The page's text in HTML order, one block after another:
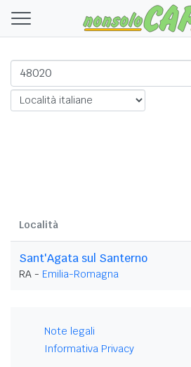
Località
Sant'Agata sul Santerno
RA - Emilia-Romagna
Note legali
Informativa Privacy